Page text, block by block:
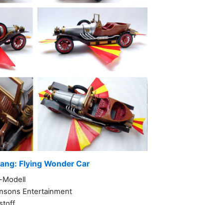
Flying Wonder Car
Modell
Entertainment